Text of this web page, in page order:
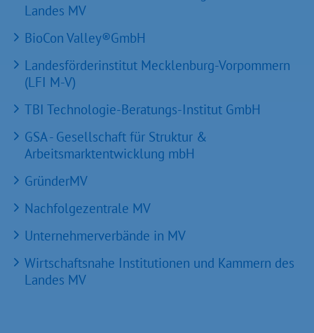
Landes MV
BioCon Valley®GmbH
Landesförderinstitut Mecklenburg-Vorpommern
(LFI M-V)
TBI Technologie-Beratungs-Institut GmbH
GSA - Gesellschaft für Struktur &
Arbeitsmarktentwicklung mbH
GründerMV
Nachfolgezentrale MV
Unternehmerverbände in MV
Wirtschaftsnahe Institutionen und Kammern des
Landes MV